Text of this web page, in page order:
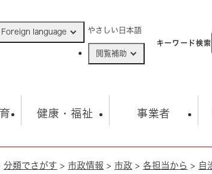
Foreign language やさしい日本語
閲覧補助
キーワード検索
住民票・戸籍 子育て
健康・福祉
福祉・健康・生活 生涯学
事業者
入札・契約情報
観光 観光スポット
市の概要 オ
分類でさがす > 市政情報 > 市政 > 各担当から > 自